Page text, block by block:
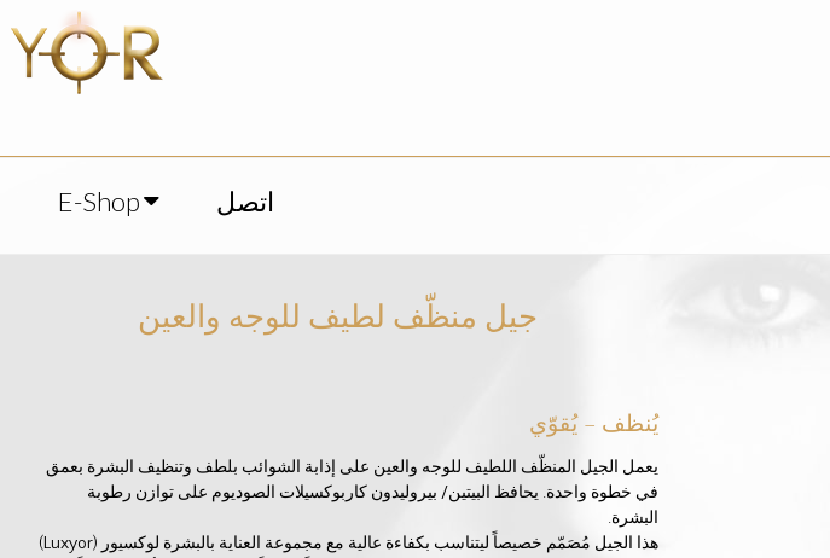
E-Shop اتصل
جيل منظّف لطيف للوجه والعين
يُنظف – يُقوّي
يعمل الجيل المنظّف اللطيف للوجه والعين على إذابة الشوائب بلطف وتنظيف البشرة بعمق
في خطوة واحدة. يحافظ البيتين/ بيروليدون كاربوكسيلات الصوديوم على توازن رطوبة
البشرة.
هذا الجيل مُصَمّم خصيصاً ليتناسب بكفاءة عالية مع مجموعة العناية بالبشرة لوكسيور (Luxyor)